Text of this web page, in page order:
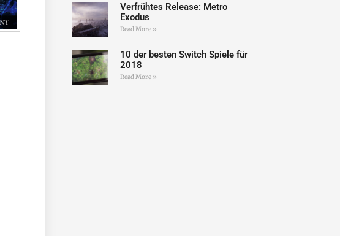
Verfrühtes Release: Metro
Exodus
Read More »
10 der besten Switch Spiele für
2018
Read More »